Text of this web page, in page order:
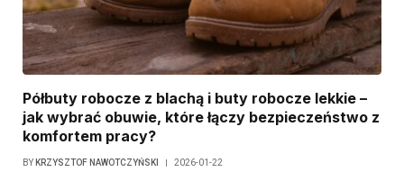
Półbuty robocze z blachą i buty robocze lekkie –
jak wybrać obuwie, które łączy bezpieczeństwo z
komfortem pracy?
BY KRZYSZTOF NAWOTCZYŃSKI 2026-01-22